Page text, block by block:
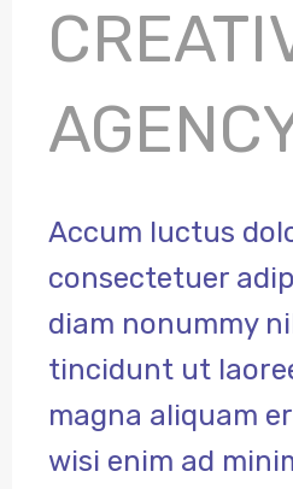
Accum luctus
consectetuer
diam nonummy
tincidunt ut
magna aliquam
wisi enim ad